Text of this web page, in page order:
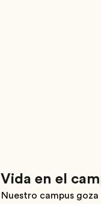
Vida en el
Nuestro campus